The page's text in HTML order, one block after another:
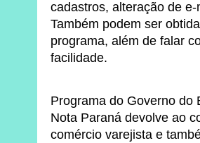
cadastros, alteração de
Também podem ser
programa, além de falar
facilidade.
Programa do Governo do
Nota Paraná devolve ao
comércio varejista e